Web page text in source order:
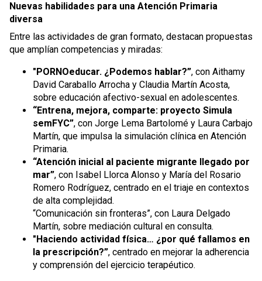
Nuevas habilidades para una Atención Primaria
diversa
Entre las actividades de gran formato, destacan propuestas
que amplían competencias y miradas:
"PORNOeducar. ¿Podemos hablar?”, con Aithamy
David Caraballo Arrocha y Claudia Martín Acosta,
sobre educación afectivo-sexual en adolescentes.
“Entrena, mejora, comparte: proyecto Simula
semFYC”, con Jorge Lema Bartolomé y Laura Carbajo
Martín, que impulsa la simulación clínica en Atención
Primaria.
“Atención inicial al paciente migrante llegado por
mar”, con Isabel Llorca Alonso y María del Rosario
Romero Rodríguez, centrado en el triaje en contextos
de alta complejidad.
“Comunicación sin fronteras”, con Laura Delgado
Martín, sobre mediación cultural en consulta.
"Haciendo actividad física… ¿por qué fallamos en
la prescripción?”, centrado en mejorar la adherencia
y comprensión del ejercicio terapéutico.